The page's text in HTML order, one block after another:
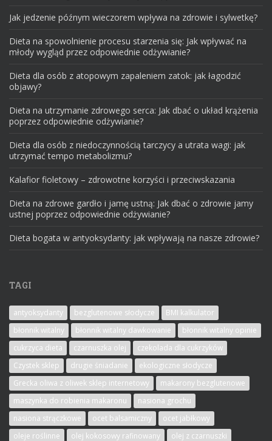
Jak jedzenie późnym wieczorem wpływa na zdrowie i sylwetkę?
Dieta na spowolnienie procesu starzenia się: Jak wpływać na
młody wygląd przez odpowiednie odżywianie?
Dieta dla osób z atopowym zapaleniem zatok: jak łagodzić
objawy?
Dieta na utrzymanie zdrowego serca: Jak dbać o układ krążenia
poprzez odpowiednie odżywianie?
Dieta dla osób z niedoczynnością tarczycy a utrata wagi: jak
utrzymać tempo metabolizmu?
Kalafior fioletowy – zdrowotne korzyści i przeciwskazania
Dieta na zdrowe gardło i jamę ustną: Jak dbać o zdrowie jamy
ustnej poprzez odpowiednie odżywianie?
Dieta bogata w antyoksydanty: jak wpływają na nasze zdrowie?
TAGI
antyoksydanty bezglutenowe słodycze
BMI kalkulator
błonnik witalny
błonnik witalny dawkowanie
błonnik witalny opinie
cukrzyca dieta
czarnuszka olej
czekolada dla cukrzyków
Czystek sklep
drugie śniadanie
ekologiczne słodycze
Grecka oliwa z oliwek sklep internetowy
makarony bezglutenowe
maszynka do robienia makaronu
nasiona grochu
nasiona strączkowe
ocet balsamiczny
ocet jabłkowy
oleje roślinne
olej kokosowy rafinowany olej z czarnuszki